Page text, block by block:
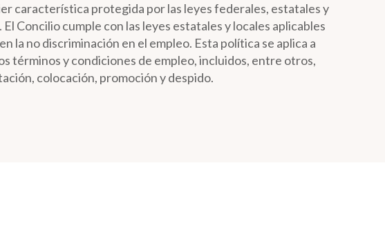
característica protegida por las leyes federales, estatales y
El Concilio cumple con las leyes estatales y locales aplicables
la no discriminación en el empleo. Esta política se aplica a
términos y condiciones de empleo, incluidos, entre otros,
colocación, promoción y despido.